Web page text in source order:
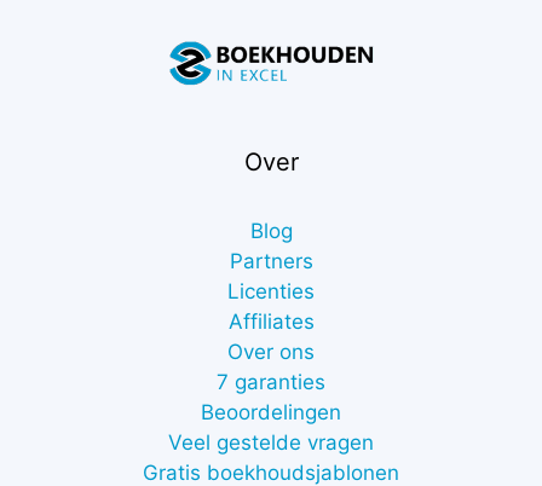
Over
Blog
Partners
Licenties
Affiliates
Over ons
7 garanties
Beoordelingen
Veel gestelde vragen
Gratis boekhoudsjablonen